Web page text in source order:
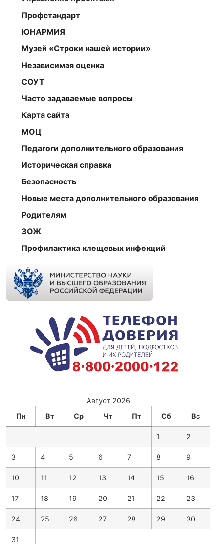
Профстандарт
ЮНАРМИЯ
Музей «Строки нашей истории»
Независимая оценка
СОУТ
Часто задаваемые вопросы
Карта сайта
МОЦ
Педагоги дополнительного образования
Историческая справка
Безопасность
Новые места дополнительного образования
Родителям
ЗОЖ
Профилактика клещевых инфекций
Август 2026
Пн
Вт Ср Чт Пт Сб Вс
1 2
3 4 5 6 7 8 9
10 11 12 13 14 15 16
17 18 19 20 21 22 23
24 25 26 27 28 29 30
31